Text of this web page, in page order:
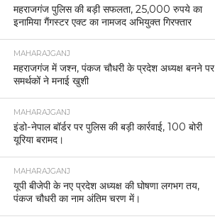
महराजगंज पुलिस की बड़ी सफलता, 25,000 रुपये का
इनामिया गैंगस्टर एक्ट का नामजद अभियुक्त गिरफ्तार
MAHARAJGANJ
महराजगंज में जश्न, पंकज चौधरी के प्रदेश अध्यक्ष बनने पर
समर्थकों ने मनाई खुशी
MAHARAJGANJ
इंडो-नेपाल बॉर्डर पर पुलिस की बड़ी कार्रवाई, 100 बोरी
यूरिया बरामद।
MAHARAJGANJ
यूपी बीजेपी के नए प्रदेश अध्यक्ष की घोषणा लगभग तय,
पंकज चौधरी का नाम अंतिम चरण में।